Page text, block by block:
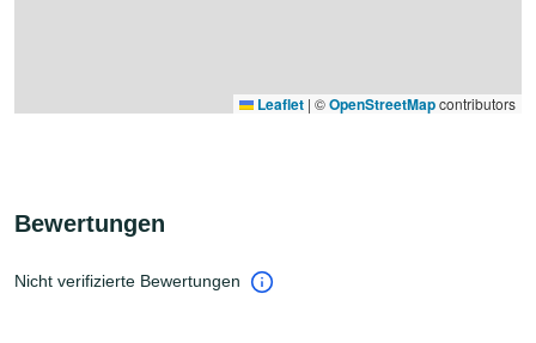
Leaflet | ©OpenStreetMapcontributors
Bewertungen
Nicht verifizierte Bewertungen